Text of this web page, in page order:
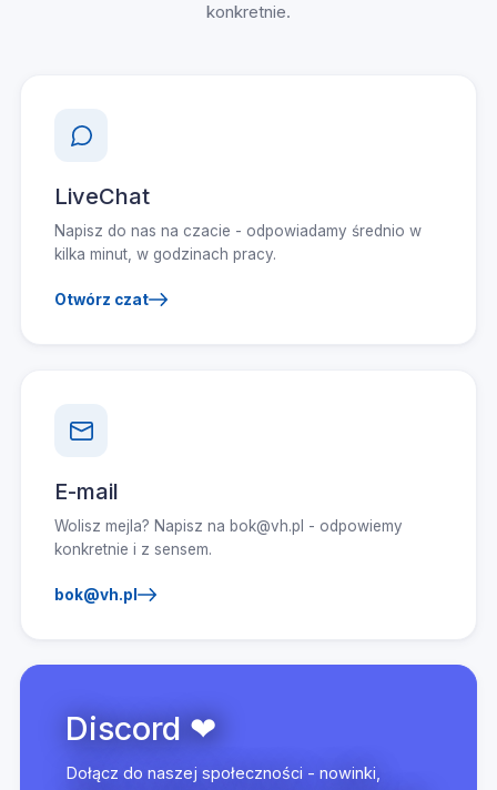
konkretnie.
LiveChat
Napisz do nas na czacie - odpowiadamy średnio w
kilka minut, w godzinach pracy.
Otwórz czat
E-mail
Wolisz mejla? Napisz na bok@vh.pl - odpowiemy
konkretnie i z sensem.
bok@vh.pl
Discord ❤
Dołącz do naszej społeczności - nowinki,